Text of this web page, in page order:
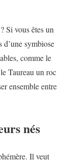
Si vous êtes un
d’une symbiose
comme le
Taureau un roc
ensemble entre
nés
Il veut